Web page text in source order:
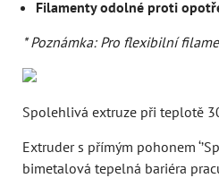
Filamenty odolné proti
* Poznámka: Pro flexibilní
Spolehlivá extruze při teplotě
Extruder s přímým pohonem
bimetalová tepelná bariéra